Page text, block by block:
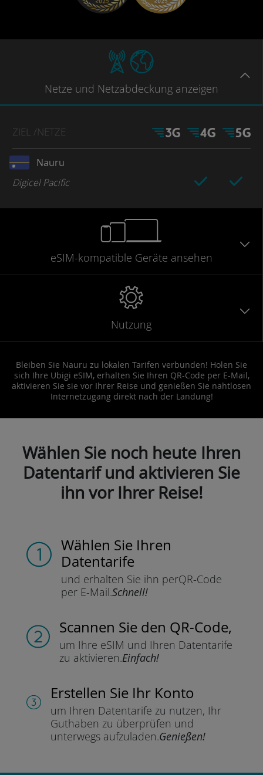
Netze und Netzabdeckung anzeigen
ZIEL /NETZE
Nauru
Digicel Pacific
eSIM-kompatible Geräte ansehen
Nutzung
Bleiben Sie Nauru zu lokalen Tarifen verbunden! Holen Sie
sich Ihre Ubigi eSIM, erhalten Sie Ihren QR-Code per E-Mail,
aktivieren Sie sie vor Ihrer Reise und genießen Sie nahtlosen
Internetzugang direkt nach der Landung!
Wählen Sie noch heute Ihren
Datentarif und aktivieren Sie
ihn vor Ihrer Reise!
Wählen Sie Ihren
Datentarife
und erhalten Sie ihn perQR-Code
per E-Mail.Schnell!
Scannen Sie den QR-Code,
um Ihre eSIM und Ihren Datentarife
zu aktivieren.Einfach!
Erstellen Sie Ihr Konto
um Ihren Datentarife zu nutzen, Ihr
Guthaben zu überprüfen und
unterwegs aufzuladen.Genießen!